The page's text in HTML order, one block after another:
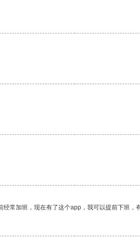
常加班，现在有了这个app，我可以提前下班，